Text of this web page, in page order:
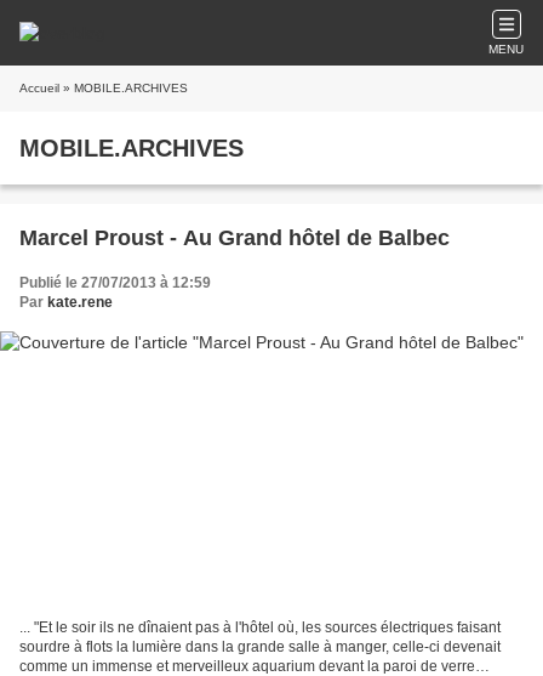
MENU
Accueil » MOBILE.ARCHIVES
MOBILE.ARCHIVES
Marcel Proust - Au Grand hôtel de Balbec
Publié le 27/07/2013 à 12:59
Par kate.rene
... "Et le soir ils ne dînaient pas à l'hôtel où, les sources électriques faisant
sourdre à flots la lumière dans la grande salle à manger, celle-ci devenait
comme un immense et merveilleux aquarium devant la paroi de verre